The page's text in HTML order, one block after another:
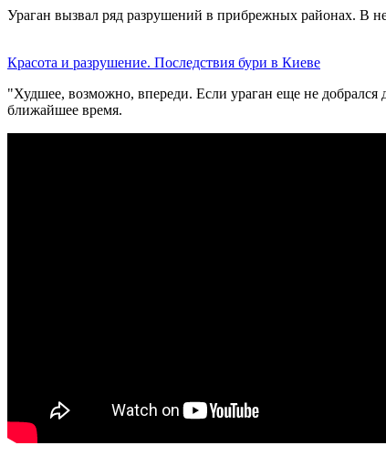
Ураган вызвал ряд разрушений в прибрежных районах. В
Красота и разрушение. Последствия бури в Киеве
"Худшее, возможно, впереди. Если ураган еще не добрался
ближайшее время.